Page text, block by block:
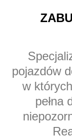
pojazdów
w
pełna